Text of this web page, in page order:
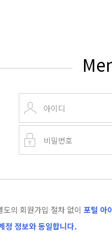
의 회원가입 절차 없이 포털 아
정 정보와 동일합니다.